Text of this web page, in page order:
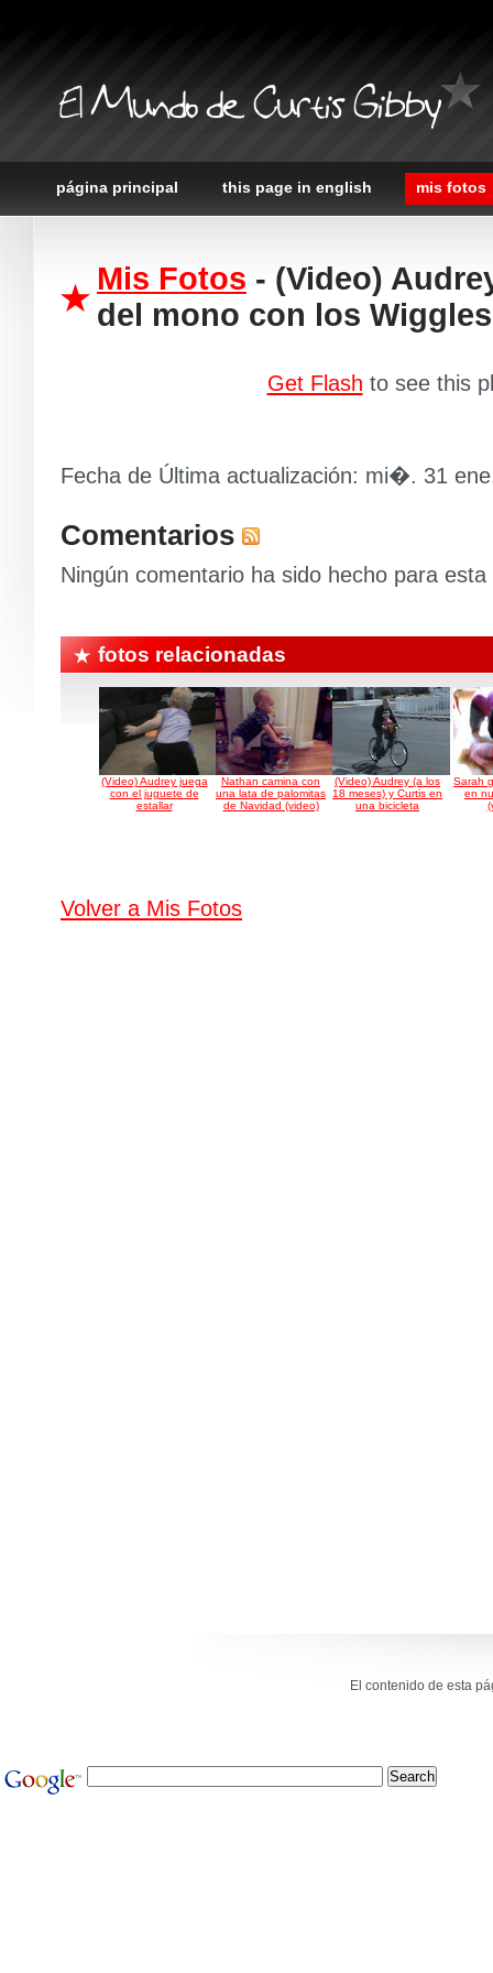
El Mundo de Curtis Gibby
página principal this page in english mis fotos
Mis Fotos - (Video)
del mono con los Wiggles
Get Flash to see this
Fecha de Última actualización: mi�. 31
Comentarios
Ningún comentario ha sido hecho para esta
fotos relacionadas
(Video) Audrey juega
con el juguete de
estallar
Nathan camina con
una lata de palomitas
de Navidad (video)
(Video) Audrey (a los
18 meses) y Curtis en
una bicicleta
Sarah
en
Volver a Mis Fotos
El contenido de esta